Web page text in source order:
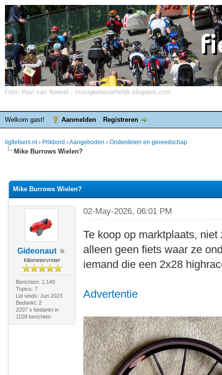
Welkom gast! Aanmelden Registreren
ligfietsers.nl › Prikbord ›Aangeboden › Onderdelen en gereedschap
Mike Burrows Wielen?
Mike Burrows Wielen?
Gideonaut
Kilometervreter
Berichten: 1.140
Topics: 7
Lid sinds: Jun 2023
Bedankt: 2
2207 x bedankt in
1109 berichten
02-May-2026, 06:01 PM
Te koop op marktplaats,
alleen geen fiets waar ze
iemand die een 2x28
Advertentie